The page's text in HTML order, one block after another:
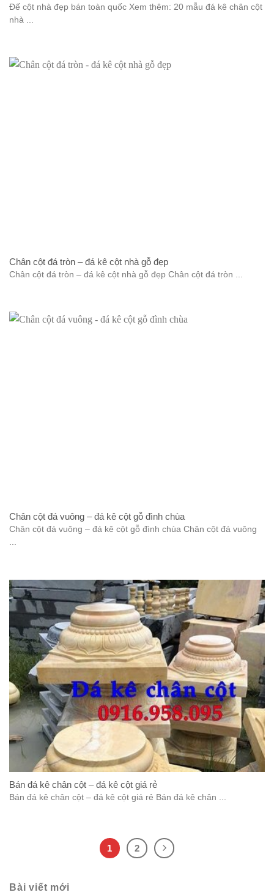
Đế cột nhà đẹp bán toàn quốc Xem thêm: 20 mẫu đá kê chân cột
nhà ...
Chân cột đá tròn – đá kê cột nhà gỗ đẹp
Chân cột đá tròn – đá kê cột nhà gỗ đẹp Chân cột đá tròn ...
Chân cột đá vuông – đá kê cột gỗ đình chùa
Chân cột đá vuông – đá kê cột gỗ đình chùa Chân cột đá vuông
...
Bán đá kê chân cột – đá kê cột giá rẻ
Bán đá kê chân cột – đá kê cột giá rẻ Bán đá kê chân ...
1 2
Bài viết mới